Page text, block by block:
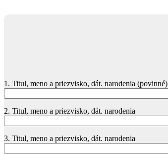
1. Titul, meno a priezvisko, dát. narodenia (povinné)
2. Titul, meno a priezvisko, dát. narodenia
3. Titul, meno a priezvisko, dát. narodenia